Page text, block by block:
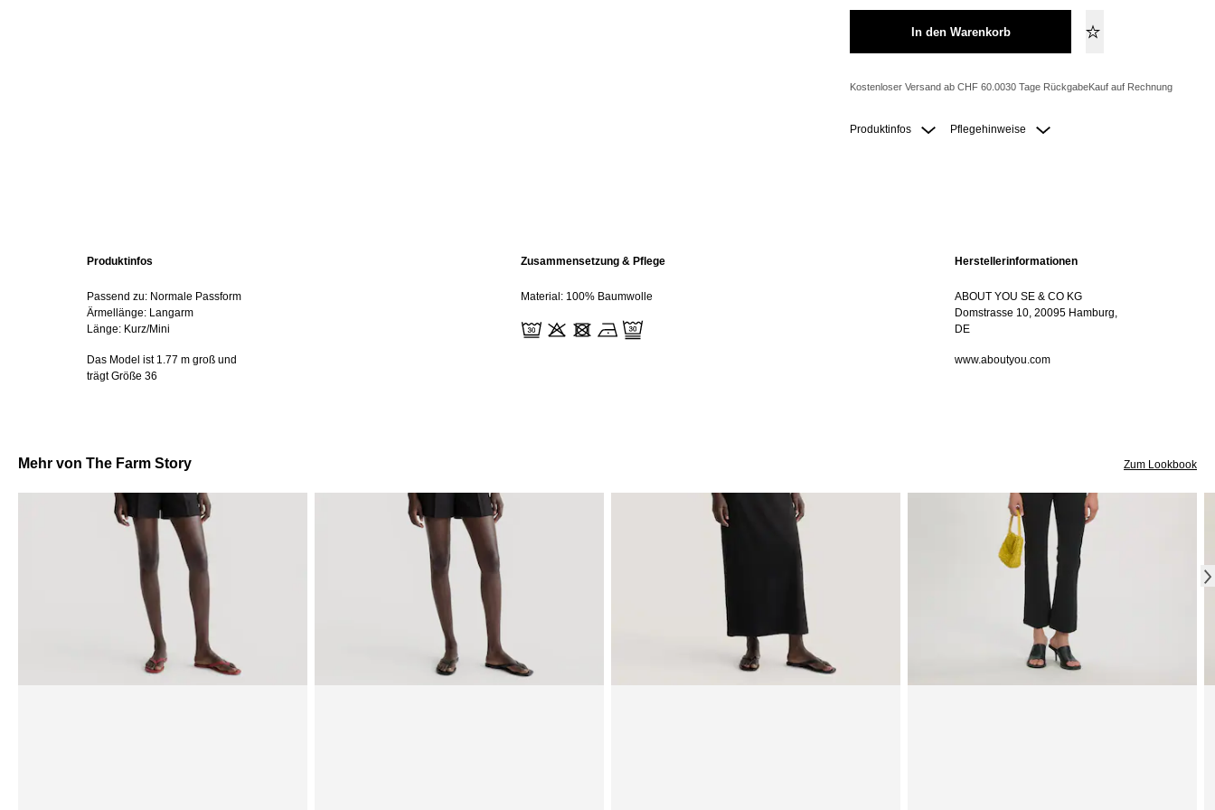
In den Warenkorb
Kostenloser Versand ab CHF 60.0030 Tage RückgabeKauf auf Rechnung
Produktinfos Pflegehinweise
Produktinfos
Passend zu: Normale Passform
Ärmellänge: Langarm
Länge: Kurz/Mini
Das Model ist 1.77 m groß und
trägt Größe 36
Zusammensetzung & Pflege
Material: 100% Baumwolle
Herstellerinformationen
ABOUT YOU SE & CO KG
Domstrasse 10, 20095 Hamburg,
DE
www.aboutyou.com
Mehr von The Farm Story Zum Lookbook